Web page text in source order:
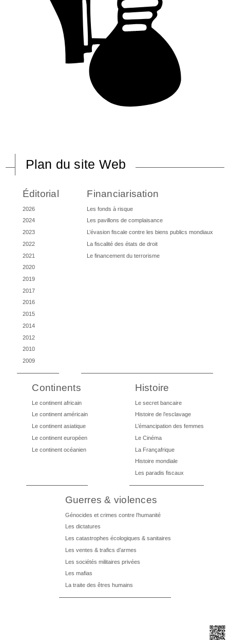
Plan du site Web
Éditorial
2026
2024
2023
2022
2021
2020
2019
2017
2016
2015
2014
2012
2010
2009
Financiarisation
Les fonds à risque
Les pavillons de complaisance
L’évasion fiscale contre les biens publics mondiaux
La fiscalité des états de droit
Le financement du terrorisme
Continents
Le continent africain
Le continent américain
Le continent asiatique
Le continent européen
Le continent océanien
Histoire
Le secret bancaire
Histoire de l’esclavage
L’émancipation des femmes
Le Cinéma
La Françafrique
Histoire mondiale
Les paradis fiscaux
Guerres & violences
Génocides et crimes contre l’humanité
Les dictatures
Les catastrophes écologiques & sanitaires
Les ventes & trafics d’armes
Les sociétés militaires privées
Les mafias
La traite des êtres humains